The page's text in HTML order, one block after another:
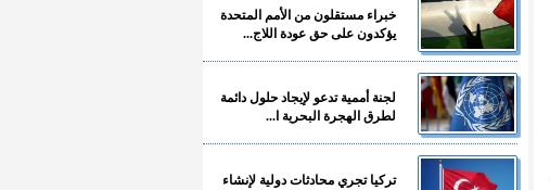
خبراء مستقلون من الأمم المتحدة
يؤكدون على حق عودة اللاج...
لجنة أممية تدعو لإيجاد حلول دائمة
لطرق الهجرة البحرية ا...
تركيا تجري محادثات دولية لإنشاء